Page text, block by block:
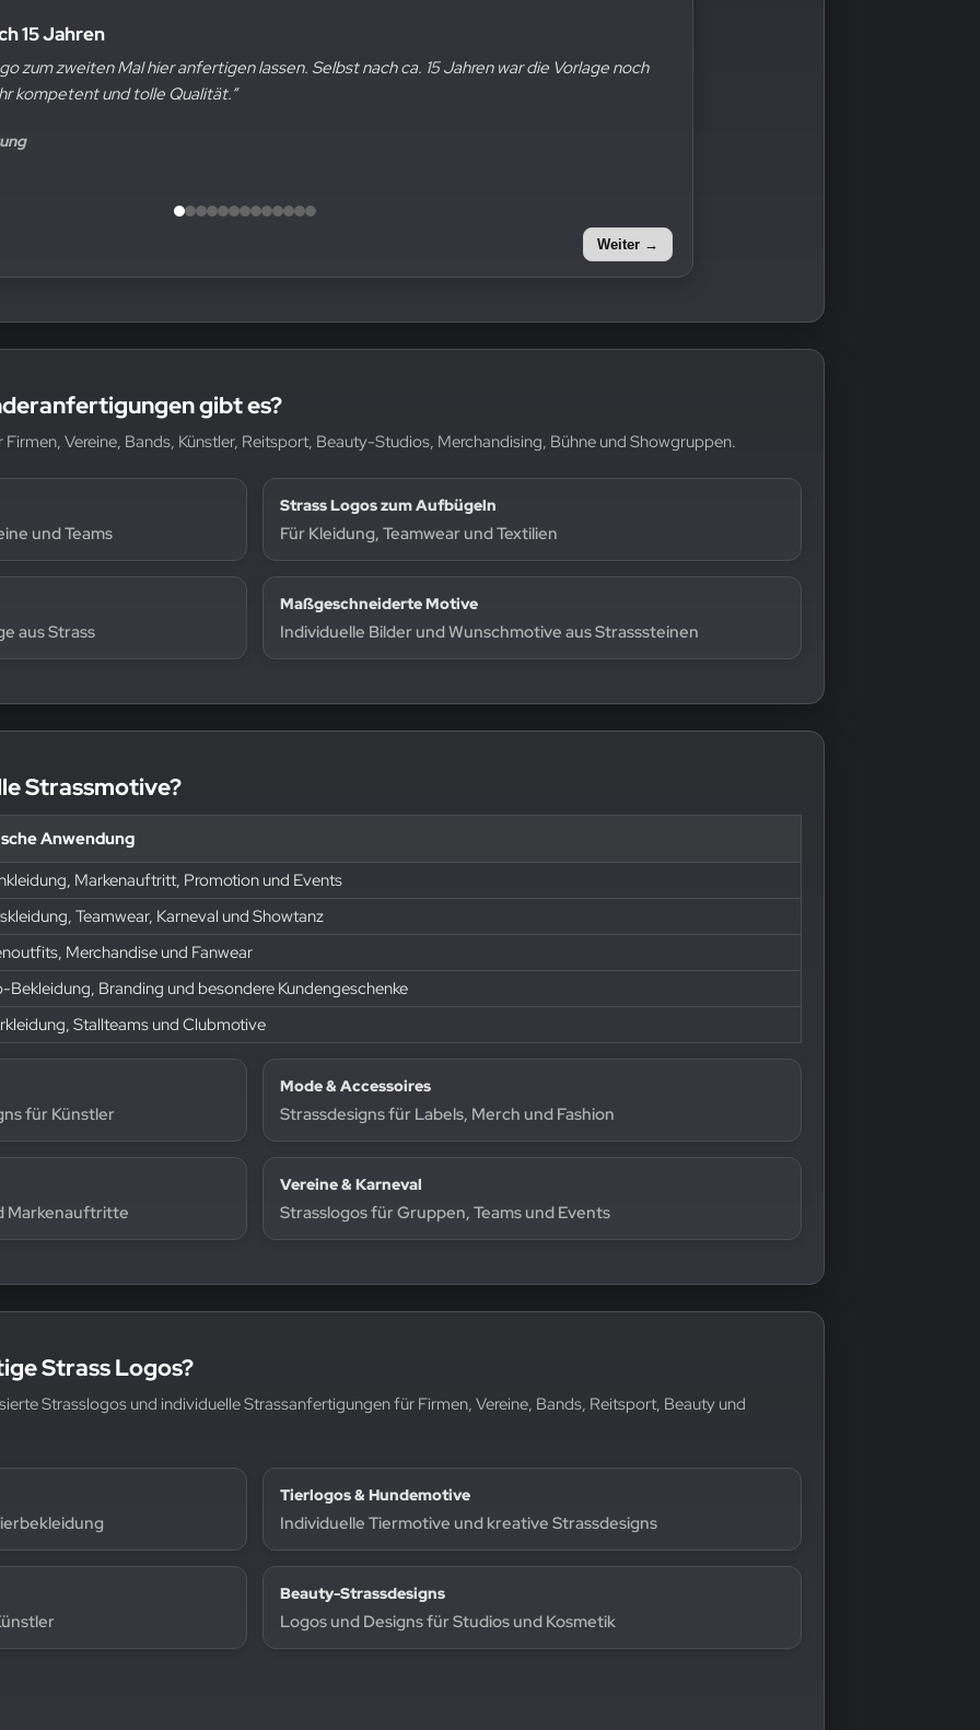
15 Jahren
zum zweiten Mal hier anfertigen lassen. Selbst nach ca. 15 Jahren war die Vorlage noch
kompetent und tolle Qualität.“
auf T-Shirts uns machen lassen und auch viele Wäschen später sind die Steine immer
mit dem Produkt.“
Bewertung
Weiter →
gibt es?
Vereine, Bands, Künstler, Reitsport, Beauty-Studios, Merchandising, Bühne und Showgruppen.
und Teams
Strass Logos zum Aufbügeln
Für Kleidung, Teamwear und Textilien
aus Strass
Maßgeschneiderte Motive
Individuelle Bilder und Wunschmotive aus Strasssteinen
Strassmotive?
Anwendung
Markenauftritt, Promotion und Events
Teamwear, Karneval und Showtanz
Merchandise und Fanwear
Bekleidung, Branding und besondere Kundengeschenke
Stallteams und Clubmotive
für Künstler
Mode & Accessoires
Strassdesigns für Labels, Merch und Fashion
Markenauftritte
Vereine & Karneval
Strasslogos für Gruppen, Teams und Events
Strass Logos?
Strasslogos und individuelle Strassanfertigungen für Firmen, Vereine, Bands, Reitsport, Beauty und
Tierlogos & Hundemotive
Individuelle Tiermotive und kreative Strassdesigns
Beauty-Strassdesigns
Logos und Designs für Studios und Kosmetik